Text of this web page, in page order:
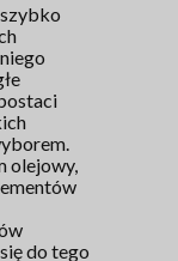
olejowy,
do tego